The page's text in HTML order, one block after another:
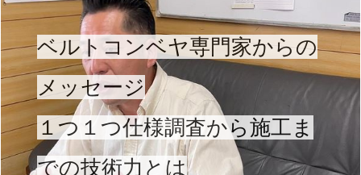
ベルトコンベヤ専門家からの
メッセージ
１つ１つ仕様調査から施工ま
での技術力とは